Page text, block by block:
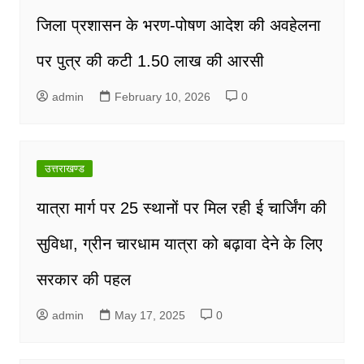
जिला प्रशासन के भरण-पोषण आदेश की अवहेलना
पर पुत्र की कटी 1.50 लाख की आरसी
admin February 10, 2026 0
उत्तराखण्ड
यात्रा मार्ग पर 25 स्थानों पर मिल रही ई चार्जिंग की
सुविधा, ग्रीन चारधाम यात्रा को बढ़ावा देने के लिए
सरकार की पहल
admin May 17, 2025 0